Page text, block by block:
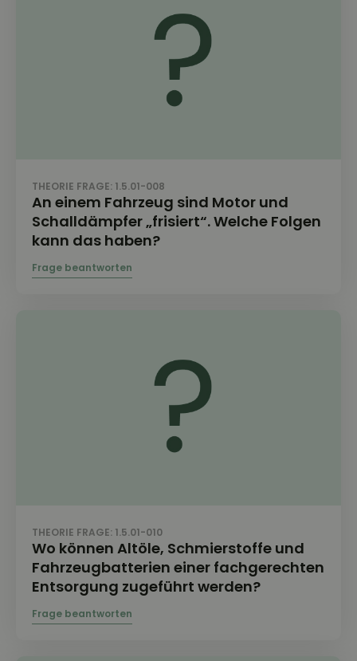
THEORIE FRAGE: 1.5.01-008
An einem Fahrzeug sind Motor und
Schalldämpfer „frisiert“. Welche Folgen
kann das haben?
THEORIE FRAGE: 1.5.01-010
Wo können Altöle, Schmierstoffe und
Fahrzeugbatterien einer fachgerechten
Entsorgung zugeführt werden?